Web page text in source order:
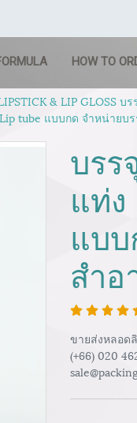
HOW TO
& LIP GLOSS
tube แบบกด จำหน่ายบ
บร
แท่
แบ
สำอ
ขายส่งหลอด
(+66) 020